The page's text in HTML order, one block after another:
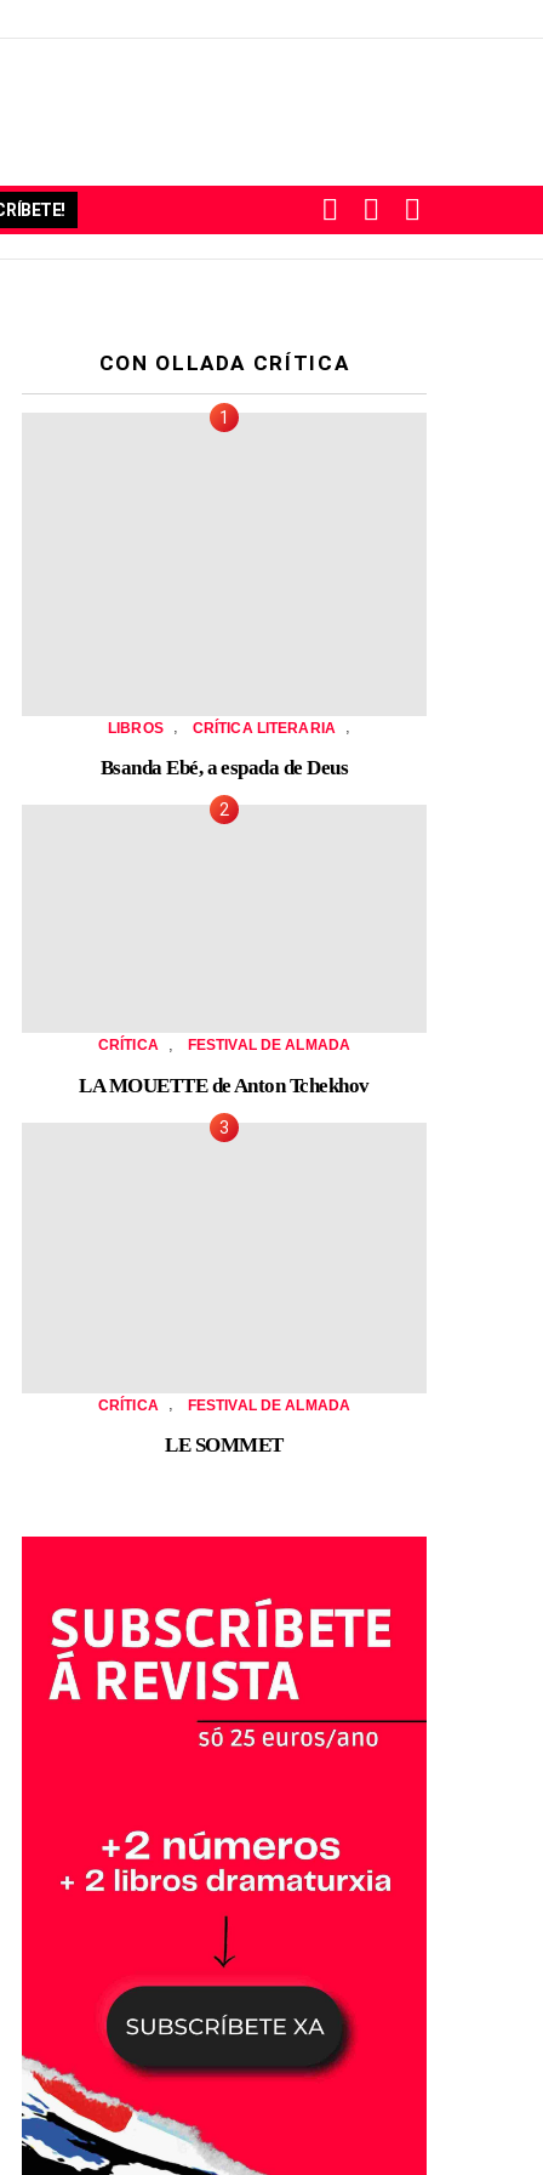
SWITCH
SKIN
BUSCAR
CON OLLADA CRÍTICA
LIBROS , CRÍTICA LITERARIA ,
Bsanda Ebé, a espada de Deus
CRÍTICA FESTIVAL DE ALMADA
LA MOUETTE de Anton Tchekhov
CRÍTICA FESTIVAL DE ALMADA
LE SOMMET